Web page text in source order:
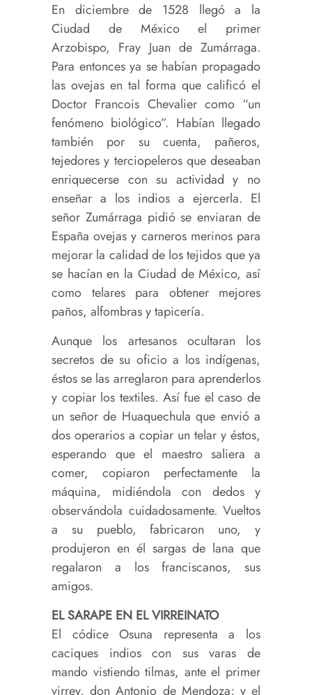
En diciembre de 1528 llegó a la
Ciudad de México el primer
Arzobispo, Fray Juan de Zumárraga.
Para entonces ya se habían propagado
las ovejas en tal forma que calificó el
Doctor Francois Chevalier como “un
fenómeno biológico”. Habían llegado
también por su cuenta, pañeros,
tejedores y terciopeleros que deseaban
enriquecerse con su actividad y no
enseñar a los indios a ejercerla. El
señor Zumárraga pidió se enviaran de
España ovejas y carneros merinos para
mejorar la calidad de los tejidos que ya
se hacían en la Ciudad de México, así
como telares para obtener mejores
paños, alfombras y tapicería.
Aunque los artesanos ocultaran los
secretos de su oficio a los indígenas,
éstos se las arreglaron para aprenderlos
y copiar los textiles. Así fue el caso de
un señor de Huaquechula que envió a
dos operarios a copiar un telar y éstos,
esperando que el maestro saliera a
comer, copiaron perfectamente la
máquina, midiéndola con dedos y
observándola cuidadosamente. Vueltos
a su pueblo, fabricaron uno, y
produjeron en él sargas de lana que
regalaron a los franciscanos, sus
amigos.
EL SARAPE EN EL VIRREINATO
El códice Osuna representa a los
caciques indios con sus varas de
mando vistiendo tilmas, ante el primer
virrey, don Antonio de Mendoza; y el